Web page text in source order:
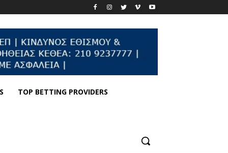
TOP BETTING PROVIDERS